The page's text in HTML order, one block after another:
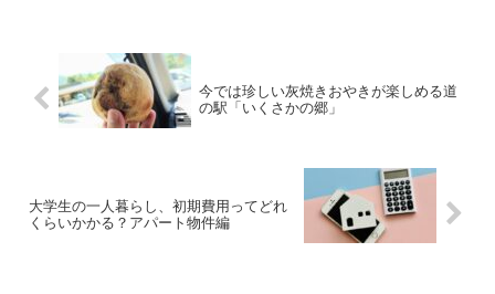
今では珍しい灰焼きおやきが楽しめる道
の駅「いくさかの郷」
大学生の一人暮らし、初期費用ってどれ
くらいかかる？アパート物件編